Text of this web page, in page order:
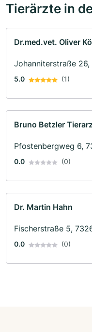
Tierärzte in
Dr.med.vet. Oliver
Johanniterstraße
5.0 (1)
Bruno Betzler
Pfostenbergweg 6,
0.0 (0)
Dr. Martin Hahn
Fischerstraße 5,
0.0 (0)